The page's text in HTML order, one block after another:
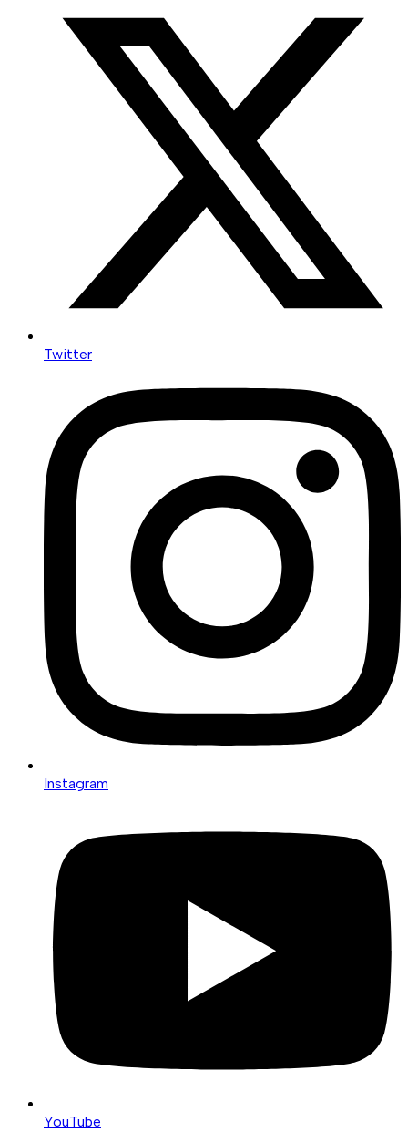
Twitter
Instagram
YouTube